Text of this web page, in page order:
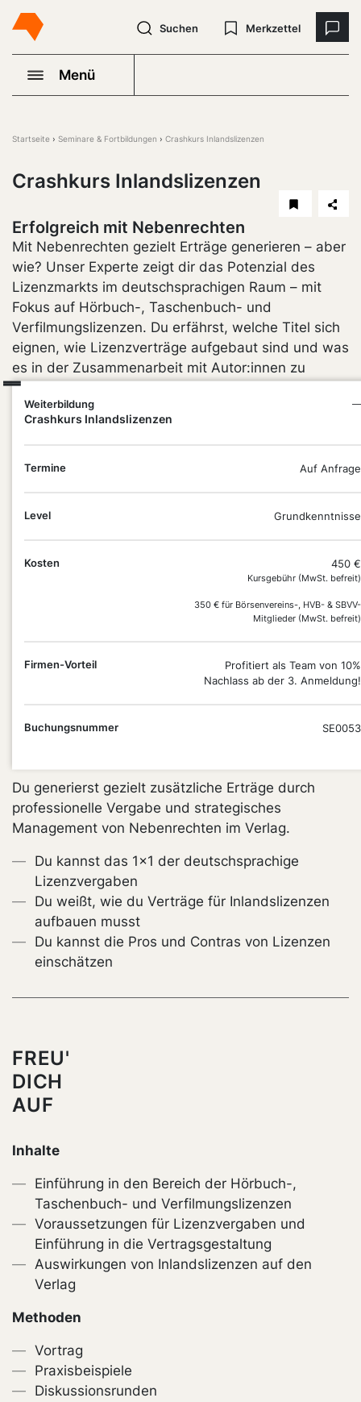
Suchen Merkzettel
Menü
Weiterbildung
Crashkurs Inlandslizenzen
—
Termine Auf Anfrage
Level Grundkenntnisse
Kosten 450 €
Kursgebühr (MwSt. befreit)
350 € für Börsenvereins-, HVB- & SBVV-
Mitglieder (MwSt. befreit)
Firmen-Vorteil
Profitiert als Team von 10%
Nachlass ab der 3. Anmeldung!
Buchungsnummer SE0053
Startseite Seminare & Fortbildungen Crashkurs Inlandslizenzen
Crashkurs Inlandslizenzen
Erfolgreich mit Nebenrechten
Mit Nebenrechten gezielt Erträge generieren – aber
wie? Unser Experte zeigt dir das Potenzial des
Lizenzmarkts im deutschsprachigen Raum – mit
Fokus auf Hörbuch-, Taschenbuch- und
Verfilmungslizenzen. Du erfährst, welche Titel sich
eignen, wie Lizenzverträge aufgebaut sind und was
es in der Zusammenarbeit mit Autor:innen zu
beachten gilt. Du bekommst praxisnahe Einblicke in
die Mechanismen des Rechtehandels und gewinnst
Klarheit darüber, wie Lizenzvergaben deine
Verlagsarbeit strategisch stärken können.
Mehr erfahren
PLUS
Du generierst gezielt zusätzliche Erträge durch
professionelle Vergabe und strategisches
Management von Nebenrechten im Verlag.
Du kannst das 1x1 der deutschsprachige
Lizenzvergaben
Du weißt, wie du Verträge für Inlandslizenzen
aufbauen musst
Du kannst die Pros und Contras von Lizenzen
einschätzen
FREU'
DICH
AUF
Inhalte
Einführung in den Bereich der Hörbuch-,
Taschenbuch- und Verfilmungslizenzen
Voraussetzungen für Lizenzvergaben und
Einführung in die Vertragsgestaltung
Auswirkungen von Inlandslizenzen auf den
Verlag
Methoden
Vortrag
Praxisbeispiele
Diskussionsrunden